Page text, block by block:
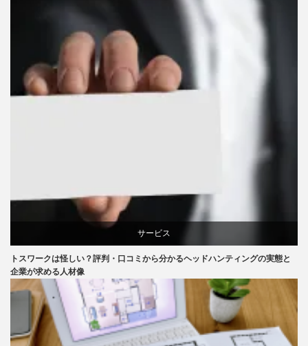
サービス
トスワークは怪しい？評判・口コミから分かるヘッドハンティングの実態と
企業が求める人材像